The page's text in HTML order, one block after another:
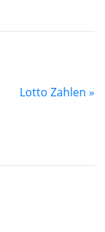
Lotto Zahlen »